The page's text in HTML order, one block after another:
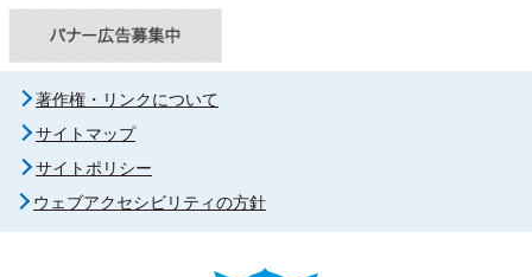
著作権・リンクについて
サイトマップ
サイトポリシー
ウェブアクセシビリティの方針